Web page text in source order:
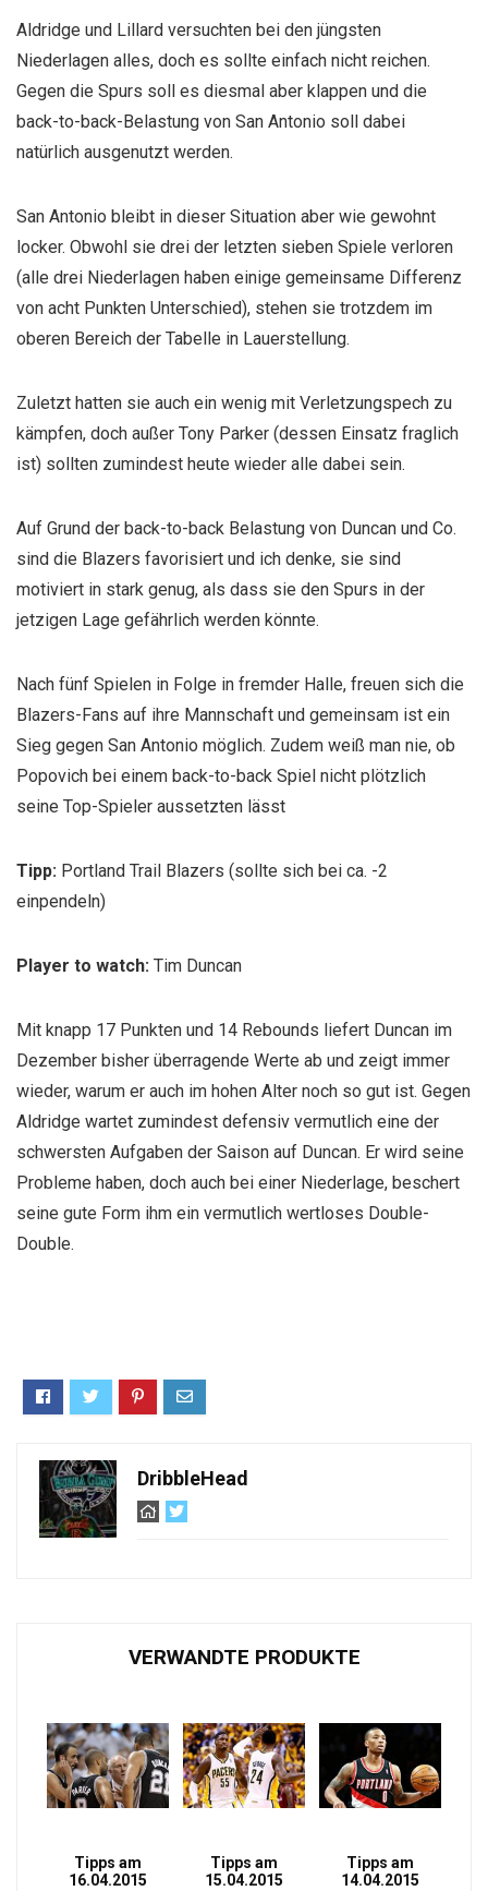
Aldridge und Lillard versuchten bei den jüngsten
Niederlagen alles, doch es sollte einfach nicht reichen.
Gegen die Spurs soll es diesmal aber klappen und die
back-to-back-Belastung von San Antonio soll dabei
natürlich ausgenutzt werden.
San Antonio bleibt in dieser Situation aber wie gewohnt
locker. Obwohl sie drei der letzten sieben Spiele verloren
(alle drei Niederlagen haben einige gemeinsame Differenz
von acht Punkten Unterschied), stehen sie trotzdem im
oberen Bereich der Tabelle in Lauerstellung.
Zuletzt hatten sie auch ein wenig mit Verletzungspech zu
kämpfen, doch außer Tony Parker (dessen Einsatz fraglich
ist) sollten zumindest heute wieder alle dabei sein.
Auf Grund der back-to-back Belastung von Duncan und Co.
sind die Blazers favorisiert und ich denke, sie sind
motiviert in stark genug, als dass sie den Spurs in der
jetzigen Lage gefährlich werden könnte.
Nach fünf Spielen in Folge in fremder Halle, freuen sich die
Blazers-Fans auf ihre Mannschaft und gemeinsam ist ein
Sieg gegen San Antonio möglich. Zudem weiß man nie, ob
Popovich bei einem back-to-back Spiel nicht plötzlich
seine Top-Spieler aussetzten lässt
Tipp: Portland Trail Blazers (sollte sich bei ca. -2
einpendeln)
Player to watch: Tim Duncan
Mit knapp 17 Punkten und 14 Rebounds liefert Duncan im
Dezember bisher überragende Werte ab und zeigt immer
wieder, warum er auch im hohen Alter noch so gut ist. Gegen
Aldridge wartet zumindest defensiv vermutlich eine der
schwersten Aufgaben der Saison auf Duncan. Er wird seine
Probleme haben, doch auch bei einer Niederlage, beschert
seine gute Form ihm ein vermutlich wertloses Double-
Double.
DribbleHead
VERWANDTE PRODUKTE
Tipps am
16.04.2015
Tipps am
15.04.2015
Tipps am
14.04.2015